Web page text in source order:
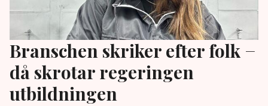
Branschen skriker efter folk −
då skrotar regeringen
utbildningen